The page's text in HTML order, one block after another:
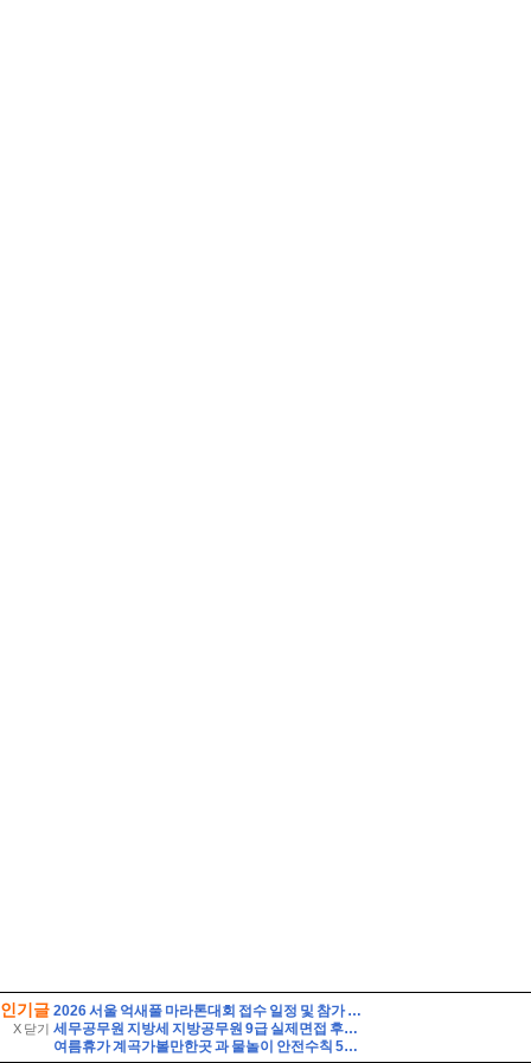
인기글
X 닫기
2026 서울 억새풀 마라톤대회 접수 일정 및 참가 정보
세무공무원 지방세 지방공무원 9급 실제면접 후기] 지방세 9급 지방공무원 면접 (지방공무원 9급 지방세 실제 수험자 8인의 생생한 면접 후기)
여름휴가 계곡가볼만한곳 과 물놀이 안전수칙 5가지